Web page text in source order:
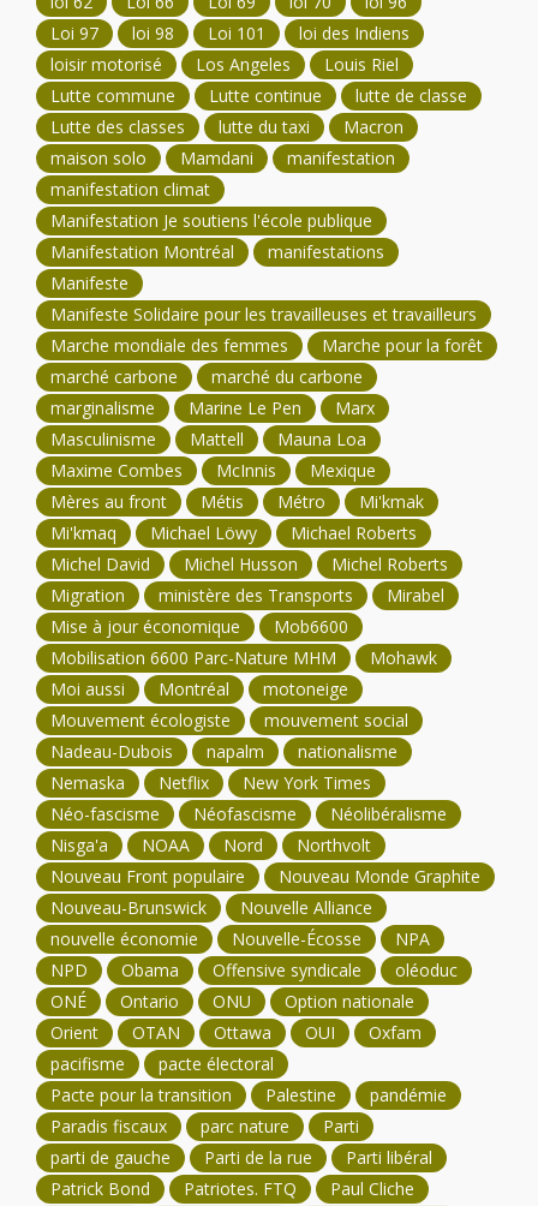
Loi 97
loi 98 Loi 101
loi des Indiens
loisir motorisé
Los Angeles
Louis Riel
Lutte commune
Lutte continue
lutte de classe
Lutte des classes
lutte du taxi
Macron
maison solo
Mamdani
manifestation
manifestation climat
Manifestation Je soutiens l'école publique
Manifestation Montréal
manifestations
Manifeste
Manifeste Solidaire pour les travailleuses et travailleurs
Marche mondiale des femmes
Marche pour la forêt
marché carbone
marché du carbone
marginalisme
Marine Le Pen
Marx
Masculinisme
Mattell
Mauna Loa
Maxime Combes
McInnis
Mexique
Mères au front
Métis Métro
Mi'kmak
Mi'kmaq
Michael Löwy
Michael Roberts
Michel David
Michel Husson
Michel Roberts
Migration
ministère des Transports
Mirabel
Mise à jour économique
Mob6600
Mobilisation 6600 Parc-Nature MHM
Mohawk
Moi aussi
Montréal
motoneige
Mouvement écologiste
mouvement social
Nadeau-Dubois
napalm
nationalisme
Nemaska
Netflix
New York Times
Néo-fascisme
Néofascisme
Néolibéralisme
Nisga'a
NOAA Nord
Northvolt
Nouveau Front populaire
Nouveau Monde Graphite
Nouveau-Brunswick
Nouvelle Alliance
nouvelle économie
Nouvelle-Écosse
NPA
NPD
Obama Offensive syndicale
oléoduc
ONÉ
Ontario ONU
Option nationale
Orient
OTAN Ottawa OUI
Oxfam
pacifisme
pacte électoral
Pacte pour la transition
Palestine
pandémie
Paradis fiscaux
parc nature
Parti
parti de gauche
Parti de la rue
Parti libéral
Patrick Bond
Patriotes. FTQ
Paul Cliche